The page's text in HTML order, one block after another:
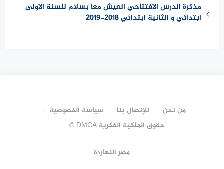
مذكرة الدرس الافتتاحي العيش معا بسلام للسنة الاولى
ابتدائي و الثانية ابتدائي 2018-2019
من نحن للإتصال بنا
سياسة الخصوصية
حقوق الملكية الفكرية DMCA ©
مصر النهاردة